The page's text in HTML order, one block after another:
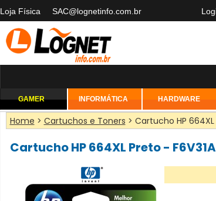
Loja Física SAC@lognetinfo.com.br
GAMER INFORMÁTICA HARDWARE
Home > Cartuchos e Toners > Cartucho HP 664XL
Cartucho HP 664XL Preto -